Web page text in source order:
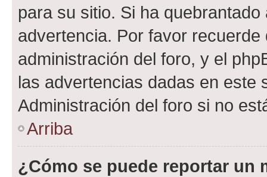
para su sitio. Si ha
advertencia. Por favor
administración del foro, y el
las advertencias dadas en este
Administración del foro si no
Arriba
¿Cómo se puede reportar un